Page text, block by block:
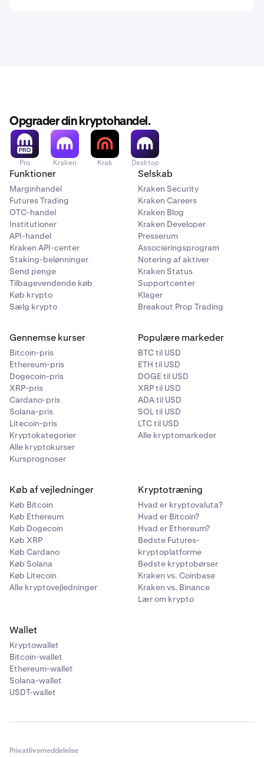
Opgrader din kryptohandel.
Pro Kraken Krak Desktop
Funktioner
Marginhandel
Futures Trading
OTC-handel
Institutioner
API-handel
Kraken API-center
Staking-belønninger
Send penge
Tilbagevendende køb
Køb krypto
Sælg krypto
Selskab
Kraken Security
Kraken Careers
Kraken Blog
Kraken Developer
Presserum
Associeringsprogram
Notering af aktiver
Kraken Status
Supportcenter
Klager
Breakout Prop Trading
Gennemse kurser
Bitcoin-pris
Ethereum-pris
Dogecoin-pris
XRP-pris
Cardano-pris
Solana-pris
Litecoin-pris
Kryptokategorier
Alle kryptokurser
Kursprognoser
Populære markeder
BTC til USD
ETH til USD
DOGE til USD
XRP til USD
ADA til USD
SOL til USD
LTC til USD
Alle kryptomarkeder
Køb af vejledninger
Køb Bitcoin
Køb Ethereum
Køb Dogecoin
Køb XRP
Køb Cardano
Køb Solana
Køb Litecoin
Alle kryptovejledninger
Kryptotræning
Hvad er kryptovaluta?
Hvad er Bitcoin?
Hvad er Ethereum?
Bedste Futures-
kryptoplatforme
Bedste kryptobørser
Kraken vs. Coinbase
Kraken vs. Binance
Lær om krypto
Wallet
Kryptowallet
Bitcoin-wallet
Ethereum-wallet
Solana-wallet
USDT-wallet
Privatlivsmeddelelse